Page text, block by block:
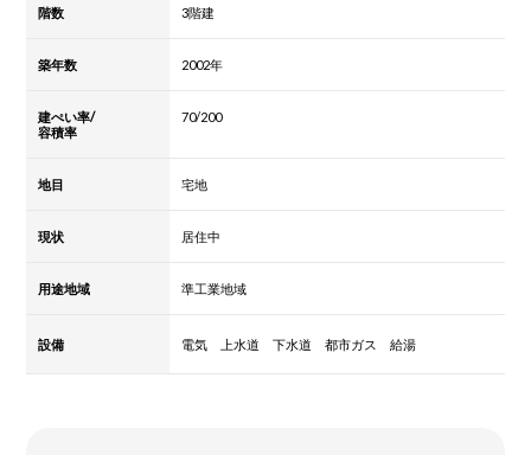
階数 3階建
築年数 2002年
建ぺい率/
容積率
70/200
地目 宅地
現状 居住中
用途地域 準工業地域
設備 電気 上水道 下水道 都市ガス 給湯